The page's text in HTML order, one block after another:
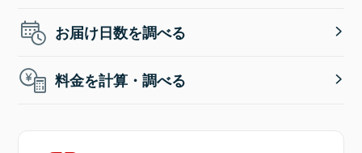
お届け日数を調べる
料金を計算・調べる